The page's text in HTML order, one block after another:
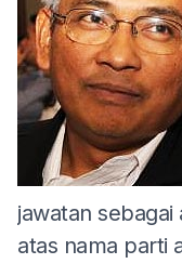
jawatan
atas nama parti